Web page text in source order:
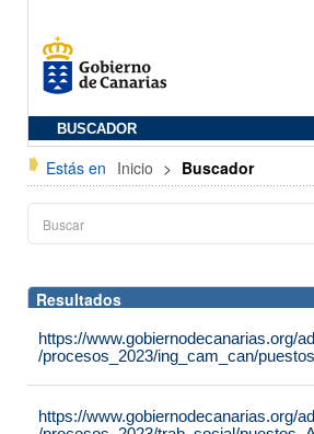
BUSCADOR
Estás en Inicio > Buscador
Resultados
https://www.gobiernodecanarias.org/
/procesos_2023/ing_cam_can/
https://www.gobiernodecanarias.org/